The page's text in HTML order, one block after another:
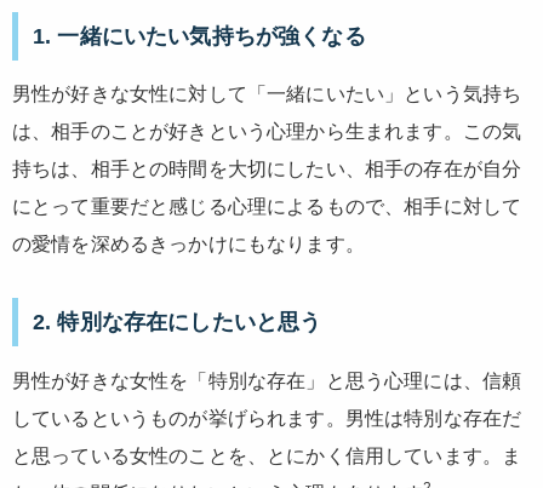
1. 一緒にいたい気持ちが強くなる
男性が好きな女性に対して「一緒にいたい」という気持ち
は、相手のことが好きという心理から生まれます。この気
持ちは、相手との時間を大切にしたい、相手の存在が自分
にとって重要だと感じる心理によるもので、相手に対して
の愛情を深めるきっかけにもなります。
2. 特別な存在にしたいと思う
男性が好きな女性を「特別な存在」と思う心理には、信頼
しているというものが挙げられます。男性は特別な存在だ
と思っている女性のことを、とにかく信用しています。ま